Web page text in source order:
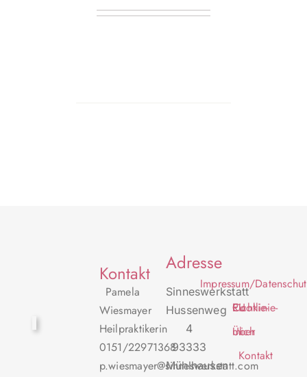
Kontakt
Pamela
Wiesmayer
Heilpraktikerin
0151/22971368
p.wiesmayer@sinneswerkstatt.com
Adresse
Sinneswerkstatt
Hussenweg
4
93333
Mühlhausen
Impressum/
Cookie-Richtlinie-EU
Über mich
Kontakt